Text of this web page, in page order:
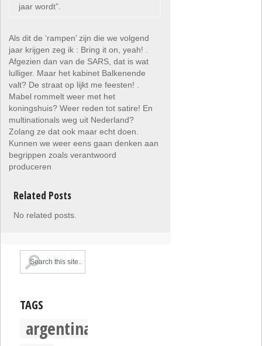
jaar wordt”.
Als dit de ‘rampen’ zijn die we volgend
jaar krijgen zeg ik : Bring it on, yeah! .
Afgezien dan van de SARS, dat is wat
lulliger. Maar het kabinet Balkenende
valt? De straat op lijkt me feesten! .
Mabel rommelt weer met het
koningshuis? Weer reden tot satire! En
multinationals weg uit Nederland?
Zolang ze dat ook maar echt doen.
Kunnen we weer eens gaan denken aan
begrippen zoals verantwoord
produceren
Related Posts
No related posts.
TAGS
argentina